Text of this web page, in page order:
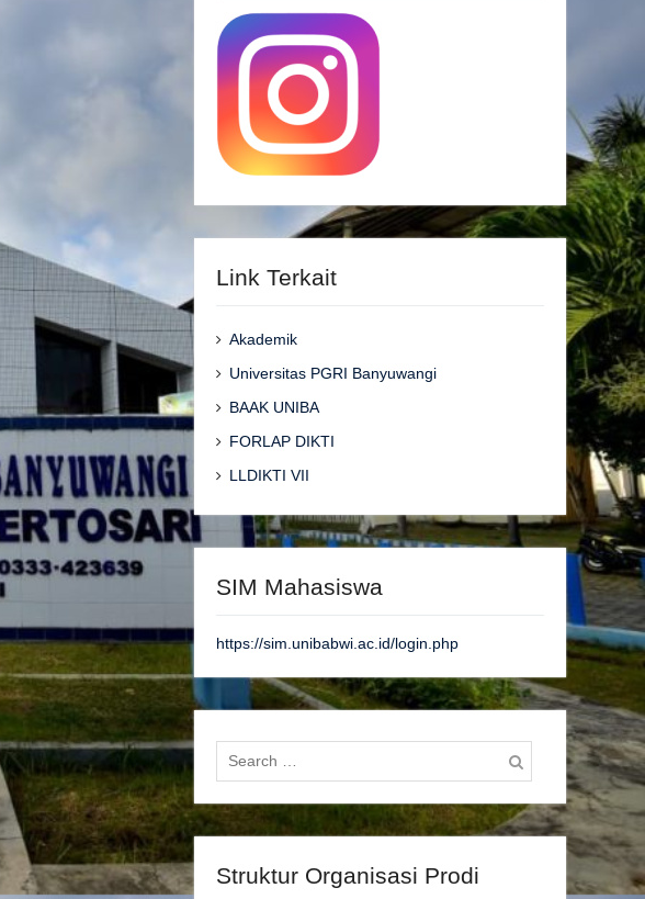
Link Terkait
Akademik
Universitas PGRI Banyuwangi
BAAK UNIBA
FORLAP DIKTI
LLDIKTI VII
SIM Mahasiswa
https://sim.unibabwi.ac.id/login.php
Search
for:
Struktur Organisasi Prodi